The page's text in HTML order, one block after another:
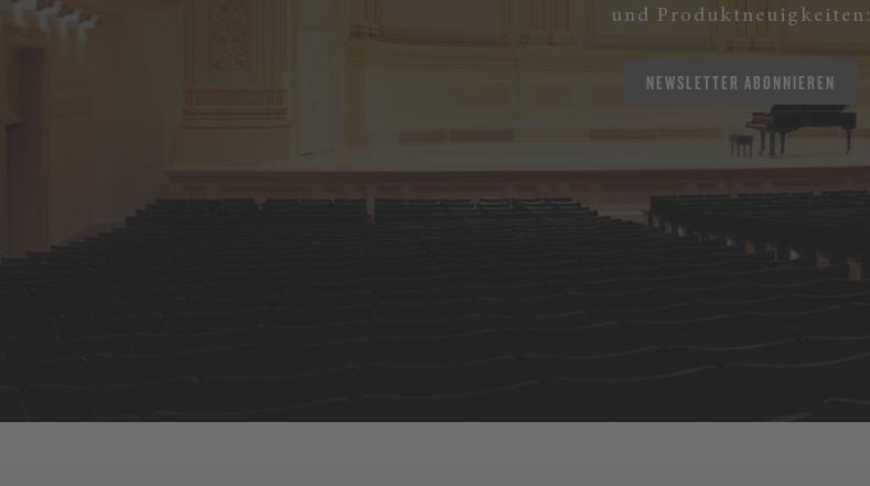
und Produktneuigkeiten:
NEWSLETTER ABONNIEREN